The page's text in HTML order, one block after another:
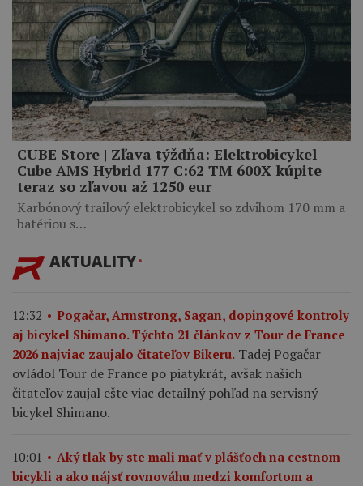
CUBE Store | Zľava týždňa: Elektrobicykel
Cube AMS Hybrid 177 C:62 TM 600X kúpite
teraz so zľavou až 1250 eur
Karbónový trailový elektrobicykel so zdvihom 170 mm a
batériou s…
AKTUALITY
12:32
Pogačar, Armstrong, Sagan, dopingové kontroly
aj bicykel Shimano. Týchto 21 článkov z Tour de France
2026 najviac zaujalo čitateľov Bikeru. Tadej Pogačar
ovládol Tour de France po piatykrát, avšak našich
čitateľov zaujal ešte viac detailný pohľad na servisný
bicykel Shimano.
10:01
Aký tlak by ste mali mať v plášťoch na cestnom
bicykli a ako nájsť rovnováhu medzi komfortom a